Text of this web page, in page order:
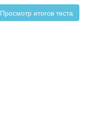
Просмотр итогов теста